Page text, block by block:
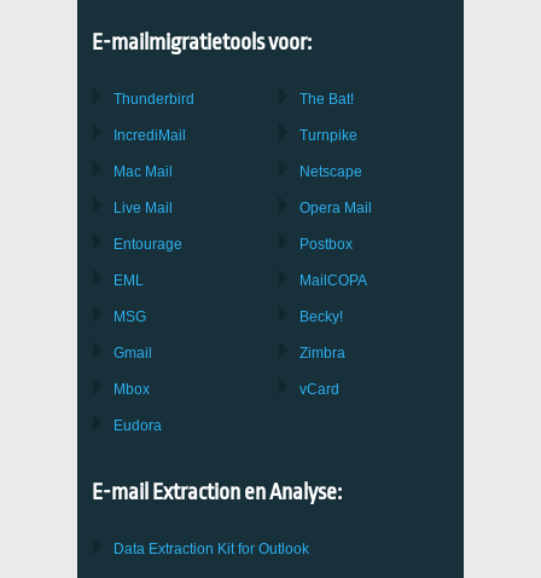
E-mailmigratietools voor:
Thunderbird
IncrediMail
Mac Mail
Live Mail
Entourage
EML
MSG
Gmail
Mbox
Eudora
The Bat!
Turnpike
Netscape
Opera Mail
Postbox
MailCOPA
Becky!
Zimbra
vCard
E-mail Extraction en Analyse:
Data Extraction Kit for Outlook